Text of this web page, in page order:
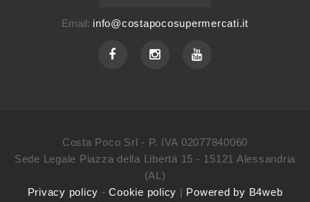
Email: info@costapocosupermercati.it
Costa Poco Srl - P. IVA 02077840060
Sede Legale Piazza della Libertà 15 - 15121 Alessandria
(AL)
Privacy policy -Cookie policy | Powered by B4web